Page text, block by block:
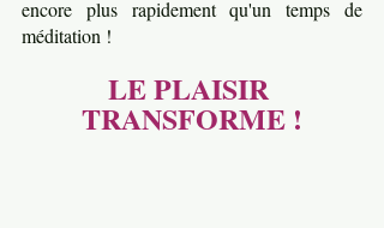
encore plus rapidement qu'un temps de
méditation !
LE PLAISIR
TRANSFORME !